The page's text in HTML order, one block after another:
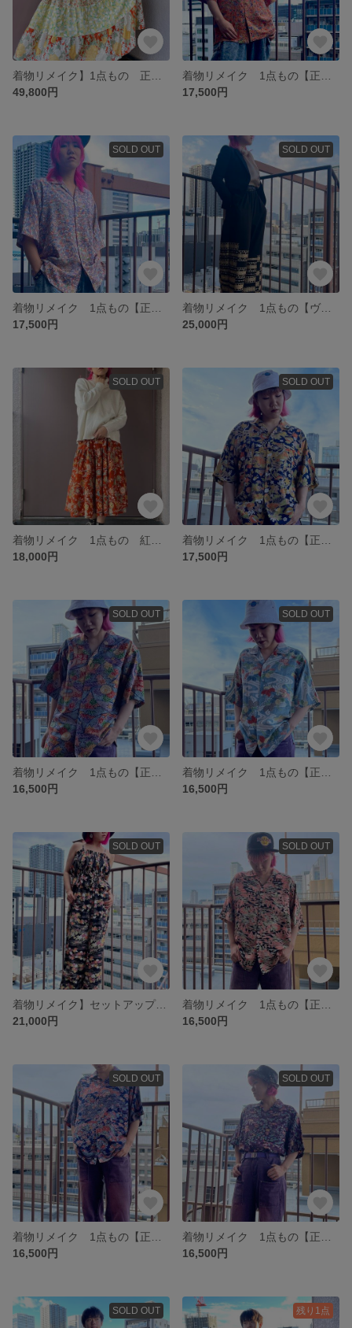
49,800円
17,500円
SOLD OUT
17,500円
SOLD OUT
25,000円
SOLD OUT
18,000円
SOLD OUT
17,500円
SOLD OUT
16,500円
SOLD OUT
16,500円
SOLD OUT
着物リメイク】セットアップ キャミソールブラウスとワイドパンツ 正絹 黒に水紋と着物らしい花柄
21,000円
SOLD OUT
16,500円
SOLD OUT
16,500円
SOLD OUT
16,500円
SOLD OUT 残り1点